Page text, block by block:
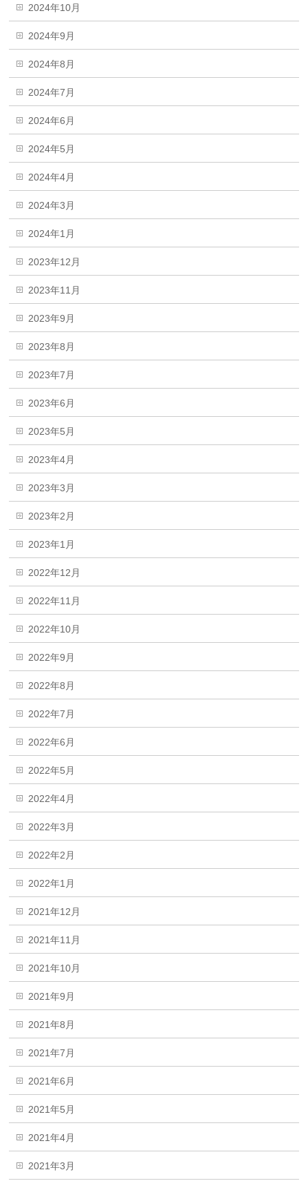
2024年10月
2024年9月
2024年8月
2024年7月
2024年6月
2024年5月
2024年4月
2024年3月
2024年1月
2023年12月
2023年11月
2023年9月
2023年8月
2023年7月
2023年6月
2023年5月
2023年4月
2023年3月
2023年2月
2023年1月
2022年12月
2022年11月
2022年10月
2022年9月
2022年8月
2022年7月
2022年6月
2022年5月
2022年4月
2022年3月
2022年2月
2022年1月
2021年12月
2021年11月
2021年10月
2021年9月
2021年8月
2021年7月
2021年6月
2021年5月
2021年4月
2021年3月